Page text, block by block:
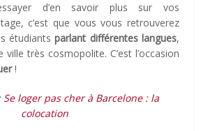
d’en savoir plus sur vos
c’est que vous vous retrouverez
étudiantsparlant différentes langues,
très cosmopolite. C’est l’occasion
!
Se loger pas cher à Barcelone : la
colocation